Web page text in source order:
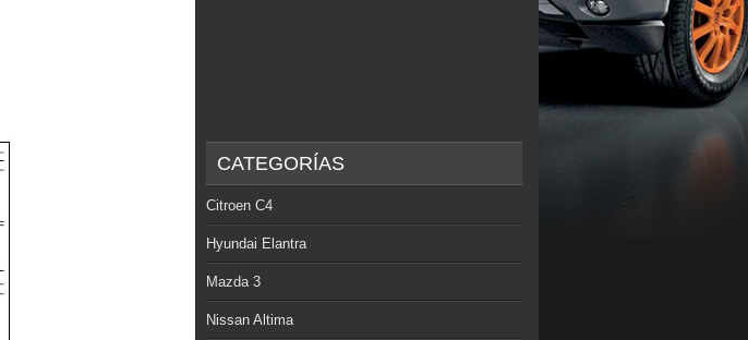
CATEGORÍAS
Citroen C4
Hyundai Elantra
Mazda 3
Nissan Altima